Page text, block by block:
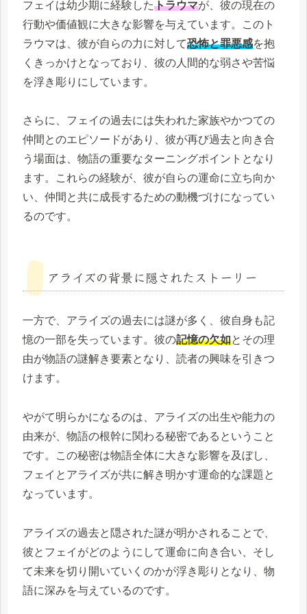
フェイは幼少期に経験したトラウマが、彼の現在の
行動や価値観に大きな影響を与えています。このト
ラウマは、彼が自らの力に対して恐怖と罪悪感を抱
くきっかけとなっており、彼の人間的な弱さや苦悩
を浮き彫りにしています。
さらに、フェイの過去には失われた家族やかつての
仲間とのエピソードがあり、彼が再び過去と向き合
う場面は、物語の重要なターニングポイントとなり
ます。これらの経験が、彼が自らの運命に立ち向か
い、仲間と共に成長するための動機づけになってい
るのです。
アライズの背景に隠されたストーリー
一方で、アライズの過去には謎が多く、彼自身も記
憶の一部を失っています。彼の記憶の欠如とその理
由が物語の謎解き要素となり、読者の興味を引きつ
けます。
やがて明らかになるのは、アライズの出生や能力の
由来が、物語の根幹に関わる秘密であるということ
です。この秘密は物語全体に大きな影響を及ぼし、
フェイとアライズが共に解き明かす運命的な課題と
なっています。
アライズの過去と隠された謎が明かされることで、
彼とフェイがどのようにして運命に向き合い、そし
て未来を切り開いていくのかが浮き彫りとなり、物
語に深みを与えているのです。